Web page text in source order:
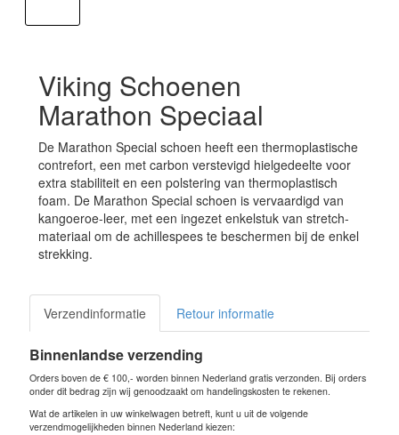
Viking Schoenen
Marathon Speciaal
De Marathon Special schoen heeft een thermoplastische
contrefort, een met carbon verstevigd hielgedeelte voor
extra stabiliteit en een polstering van thermoplastisch
foam. De Marathon Special schoen is vervaardigd van
kangoeroe-leer, met een ingezet enkelstuk van stretch-
materiaal om de achillespees te beschermen bij de enkel
strekking.
Verzendinformatie Retour informatie
Binnenlandse verzending
Orders boven de € 100,- worden binnen Nederland gratis verzonden. Bij orders
onder dit bedrag zijn wij genoodzaakt om handelingskosten te rekenen.
Wat de artikelen in uw winkelwagen betreft, kunt u uit de volgende
verzendmogelijkheden binnen Nederland kiezen: